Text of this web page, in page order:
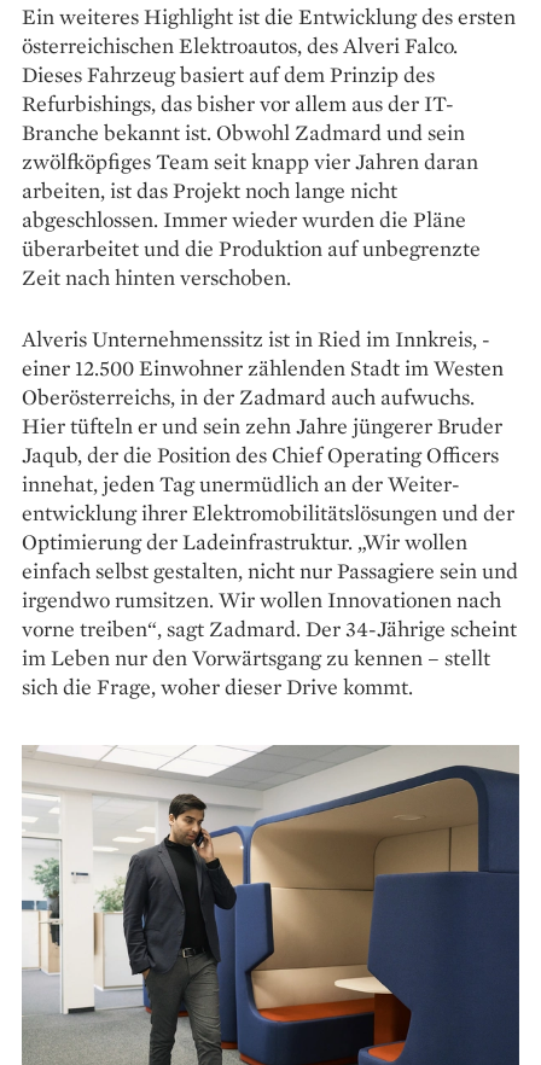
Ein weiteres Highlight ist die Entwicklung des ersten
österreichischen Elektroautos, des Alveri Falco.
Dieses Fahrzeug basiert auf dem Prinzip des
Refurbishings, das bisher vor allem aus der IT-
Branche bekannt ist. Obwohl ­Zadmard und sein
zwölfköpfiges Team seit knapp vier Jahren daran
arbeiten, ist das Projekt noch lange nicht
abgeschlossen. Immer wieder wurden die Pläne
überarbeitet und die Produktion auf unbegrenzte
Zeit nach hinten verschoben.
Alveris Unternehmenssitz ist in Ried im Innkreis, ­
einer 12.500 Einwohner zählenden Stadt im Westen
Oberösterreichs, in der Zadmard auch aufwuchs.
Hier ­tüfteln er und sein zehn Jahre ­jüngerer Bruder
Jaqub, der die ­Position des Chief Operating ­Officers
innehat, jeden Tag unermüdlich an der Weiter­
entwicklung ihrer Elektromobilitäts­lösungen und der
Optimierung der Lade­infrastruktur. „Wir wollen
einfach selbst gestalten, nicht nur Passagiere sein und
irgendwo rum­sitzen. Wir wollen Innovationen nach
vorne treiben“, sagt Zadmard. Der 34-Jährige scheint
im Leben nur den Vorwärtsgang zu kennen – stellt
sich die Frage, woher dieser Drive kommt.